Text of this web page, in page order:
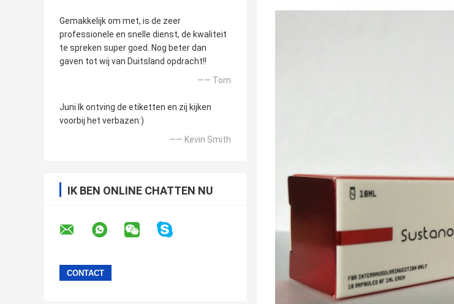
Gemakkelijk om met, is de zeer
professionele en snelle dienst, de kwaliteit
te spreken super goed. Nog beter dan
gaven tot wij van Duitsland opdracht!!
—— Tom
Juni Ik ontving de etiketten en zij kijken
voorbij het verbazen:)
—— Kevin Smith
IK BEN ONLINE CHATTEN NU